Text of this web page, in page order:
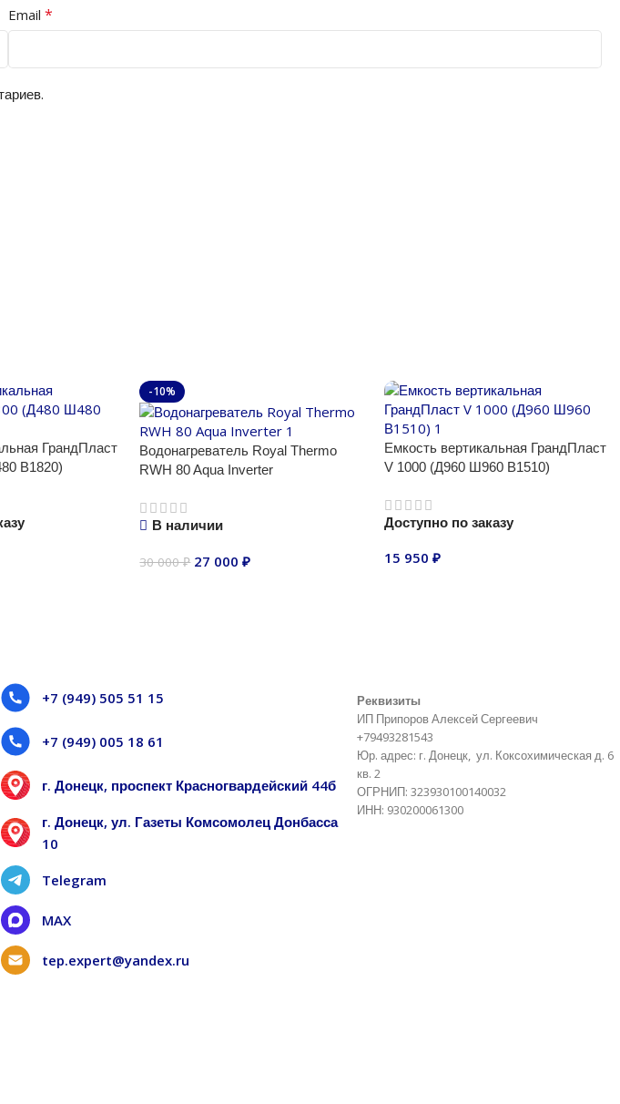
Email *
ГрандПласт
В1820)
-10%
Водонагреватель Royal Thermo
RWH 80 Aqua Inverter
В наличии
30 000₽ 27 000₽
Емкость вертикальная ГрандПласт
V 1000 (Д960 Ш960 В1510)
Доступно по заказу
15 950₽
+7 (949) 505 51 15
+7 (949) 005 18 61
г. Донецк, проспект Красногвардейский 44б
г. Донецк, ул. Газеты Комсомолец Донбасса
10
Telegram
MAX
tep.expert@yandex.ru
Реквизиты
ИП Припоров Алексей Сергеевич
+79493281543
Юр. адрес: г. Донецк, ул. Коксохимическая д. 6
кв. 2
ОГРНИП: 323930100140032
ИНН: 930200061300